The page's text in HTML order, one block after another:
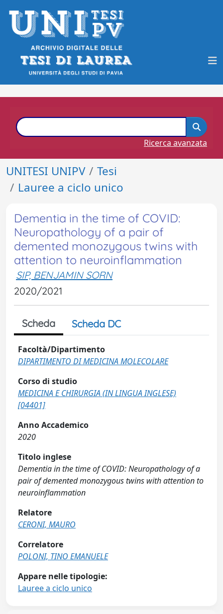
Ricerca avanzata
UNITESI UNIPV
Tesi
Lauree a ciclo unico
Dementia in the time of COVID:
Neuropathology of a pair of
demented monozygous twins with
attention to neuroinflammation
SIP, BENJAMIN SORN
2020/2021
Scheda Scheda DC
Facoltà/Dipartimento
DIPARTIMENTO DI MEDICINA MOLECOLARE
Corso di studio
MEDICINA E CHIRURGIA (IN LINGUA INGLESE)
[04401]
Anno Accademico
2020
Titolo inglese
Dementia in the time of COVID: Neuropathology of a
pair of demented monozygous twins with attention to
neuroinflammation
Relatore
CERONI, MAURO
Correlatore
POLONI, TINO EMANUELE
Appare nelle tipologie:
Lauree a ciclo unico